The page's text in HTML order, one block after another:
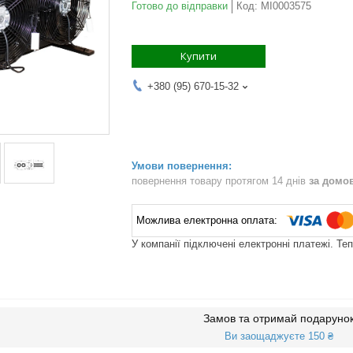
Готово до відправки Код: MI0003575
Купити
+380 (95) 670-15-32
повернення товару протягом 14 днів за
У компанії підключені електронні платежі.
Замов та отримай
Ви заощаджуєте 150 ₴